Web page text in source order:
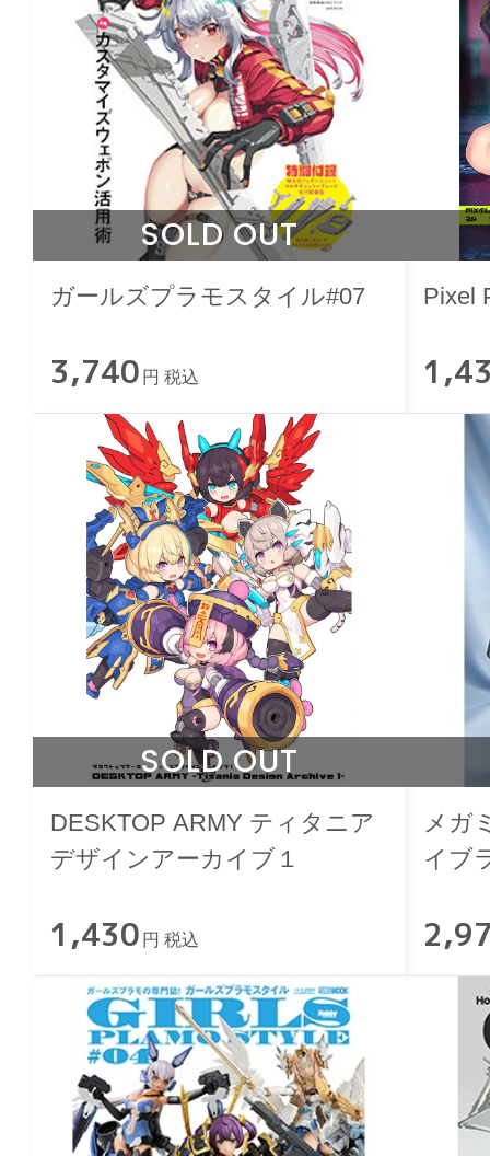
SOLD OUT
ガールズプラモスタイル#07
3,740 円 税込
Pixel
SOLD OUT
DESKTOP ARMY ティタニア
デザインアーカイブ１
1,430 円 税込
メガ
イブ